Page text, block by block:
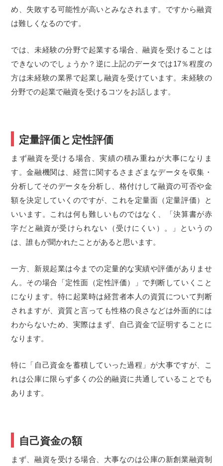
め、失敗する可能性が高いとみなされます。ですから融資
は難しくなるのです。
では、未経験の分野で起業する場合、融資を受けることは
できないのでしょうか？逆に上記のデータでは17％程度の
方は未経験の業界で起業し融資を受けています。未経験の
分野での起業で融資を受けるコツをお話します。
定量評価と定性評価
まず融資を受ける場合、実績の積み重ねが大事になりま
す。金融機関は、経営に関するさまざまなデータを収集・
分析してそのデータを分析し、格付けして融資の可否や金
額を決定していくのですが、これを定量面（定量評価）と
いいます。これは何も難しいものではなく、「決算書が赤
字だと融資が受けられない（受けにくい）。」というの
は、誰もが聞かれたことがあると思います。
一方、新規起業は今までの定量的な実績や評価がありませ
ん。その場合「定性面（定性評価）」で判断していくこと
になります。特に起業時は経営者本人の資質について判断
されますが、資質と言っても性格の良さなどは外面的には
わからないため、実際はまず、自己資金で証明することに
なります。
特に「自己資金を蓄積していった過程」が大事ですが、こ
れは公庫に限らず多くの公的融資に共通していることでも
あります。
自己資金の額
まず、融資を受ける場合、大事なのは公庫の新創業融資制